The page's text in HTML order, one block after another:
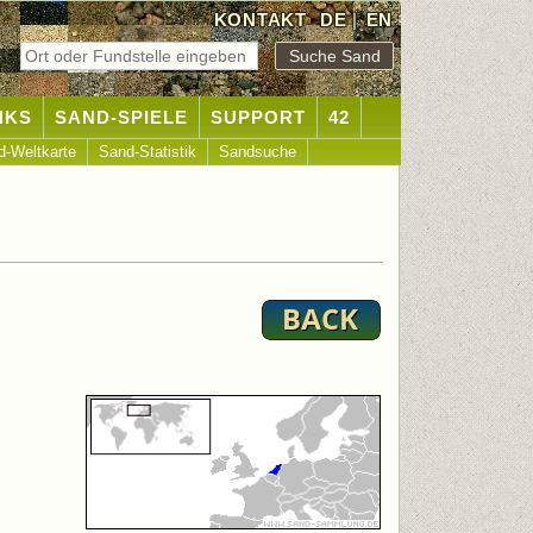
KONTAKT DE|EN
SAND-SPIELE SUPPORT 42
Weltkarte Sand-Statistik Sandsuche